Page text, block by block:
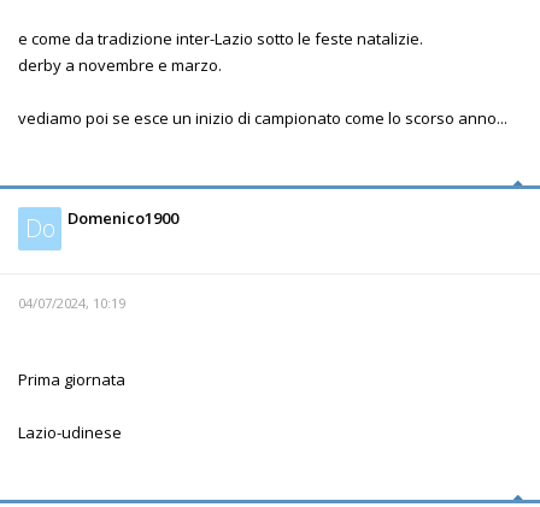
e come da tradizione inter-Lazio sotto le feste natalizie.
derby a novembre e marzo.
vediamo poi se esce un inizio di campionato come lo scorso anno...
Do Domenico1900
04/07/2024, 10:19
Prima giornata
Lazio-udinese